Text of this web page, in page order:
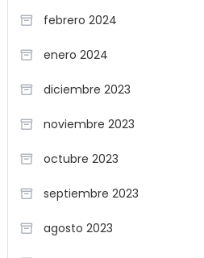
febrero 2024
enero 2024
diciembre 2023
noviembre 2023
octubre 2023
septiembre 2023
agosto 2023